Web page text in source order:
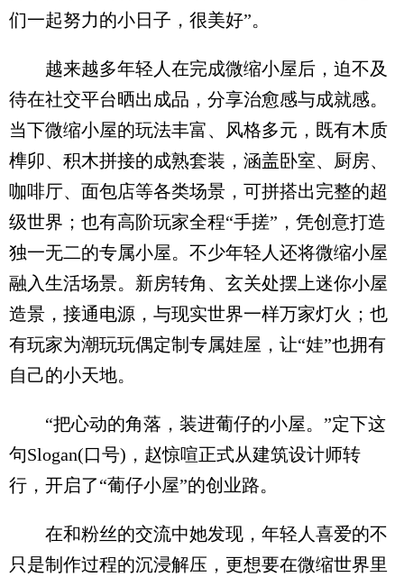
们一起努力的小日子，很美好”。
越来越多年轻人在完成微缩小屋后，迫不及
待在社交平台晒出成品，分享治愈感与成就感。
当下微缩小屋的玩法丰富、风格多元，既有木质
榫卯、积木拼接的成熟套装，涵盖卧室、厨房、
咖啡厅、面包店等各类场景，可拼搭出完整的超
级世界；也有高阶玩家全程“手搓”，凭创意打造
独一无二的专属小屋。不少年轻人还将微缩小屋
融入生活场景。新房转角、玄关处摆上迷你小屋
造景，接通电源，与现实世界一样万家灯火；也
有玩家为潮玩玩偶定制专属娃屋，让“娃”也拥有
自己的小天地。
“把心动的角落，装进葡仔的小屋。”定下这
句Slogan(口号)，赵惊喧正式从建筑设计师转
行，开启了“葡仔小屋”的创业路。
在和粉丝的交流中她发现，年轻人喜爱的不
只是制作过程的沉浸解压，更想要在微缩世界里